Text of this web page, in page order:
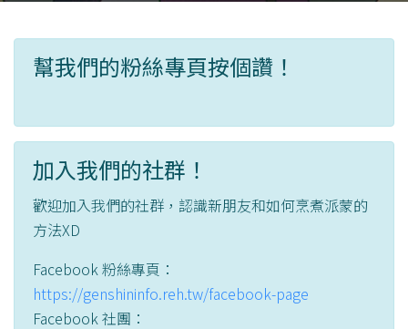
幫我們的粉絲專頁按個讚！
加入我們的社群！
歡迎加入我們的社群，認識新朋友和如何烹煮派蒙的
方法XD
Facebook 粉絲專頁：
https://genshininfo.reh.tw/facebook-page
Facebook 社團：